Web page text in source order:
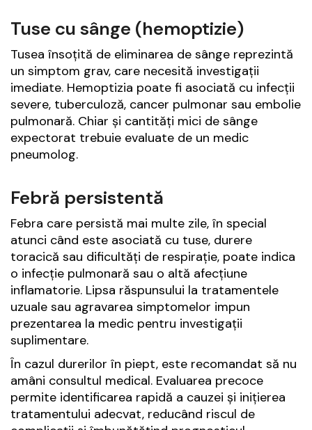
Tuse cu sânge (hemoptizie)
Tusea însoțită de eliminarea de sânge reprezintă
un simptom grav, care necesită investigații
imediate. Hemoptizia poate fi asociată cu infecții
severe, tuberculoză, cancer pulmonar sau embolie
pulmonară. Chiar și cantități mici de sânge
expectorat trebuie evaluate de un medic
pneumolog.
Febră persistentă
Febra care persistă mai multe zile, în special
atunci când este asociată cu tuse, durere
toracică sau dificultăți de respirație, poate indica
o infecție pulmonară sau o altă afecțiune
inflamatorie. Lipsa răspunsului la tratamentele
uzuale sau agravarea simptomelor impun
prezentarea la medic pentru investigații
suplimentare.
În cazul durerilor în piept, este recomandat să nu
amâni consultul medical. Evaluarea precoce
permite identificarea rapidă a cauzei și inițierea
tratamentului adecvat, reducând riscul de